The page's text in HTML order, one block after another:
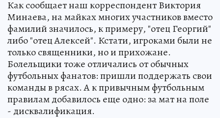
Как сообщает наш корреспондент Виктория
Минаева, на майках многих участников вместо
фамилий значилось, к примеру, "отец Георгий"
либо "отец Алексей". Кстати, игроками были не
только священники, но и прихожане.
Болельщики тоже отличались от обычных
футбольных фанатов: пришли поддержать свои
команды в рясах. А к привычным футбольным
правилам добавилось еще одно: за мат на поле
- дисквалификация.